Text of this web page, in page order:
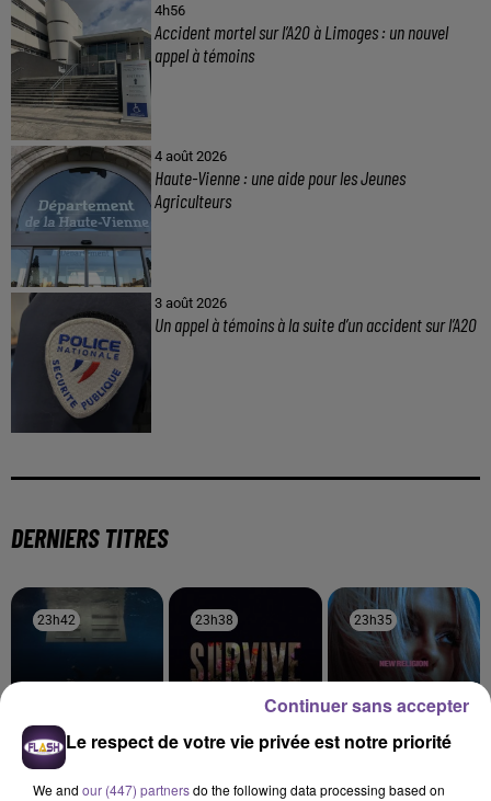
4h56
Accident mortel sur l’A20 à Limoges : un nouvel
appel à témoins
4 août 2026
Haute-Vienne : une aide pour les Jeunes
Agriculteurs
3 août 2026
Un appel à témoins à la suite d’un accident sur l’A20
DERNIERS TITRES
23h42
23h42
BILLIE EILISH
23h38
23h38 23h35
23h35
Le respect de votre vie privée est notre priorité
We and our (447) partnersdo the following data processing based on
Continuer sans accepter